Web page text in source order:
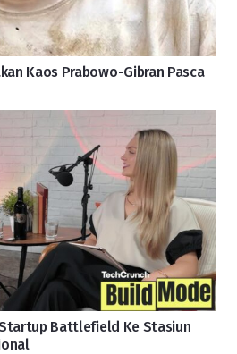
Kaos Prabowo-Gibran Pasca
Battlefield Ke Stasiun